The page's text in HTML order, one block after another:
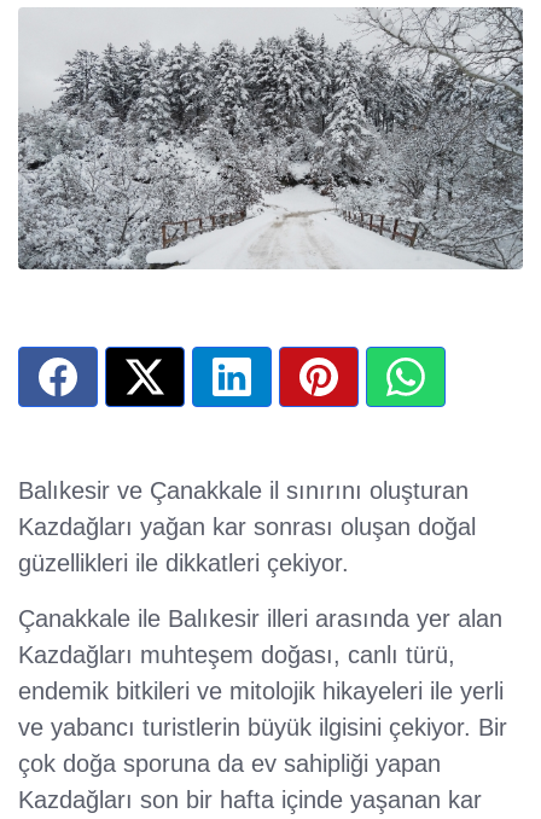
Balıkesir ve Çanakkale il sınırını oluşturan
Kazdağları yağan kar sonrası oluşan doğal
güzellikleri ile dikkatleri çekiyor.
Çanakkale ile Balıkesir illeri arasında yer alan
Kazdağları muhteşem doğası, canlı türü,
endemik bitkileri ve mitolojik hikayeleri ile yerli
ve yabancı turistlerin büyük ilgisini çekiyor. Bir
çok doğa sporuna da ev sahipliği yapan
Kazdağları son bir hafta içinde yaşanan kar